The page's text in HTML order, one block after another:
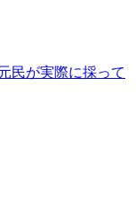
民が実際に採って